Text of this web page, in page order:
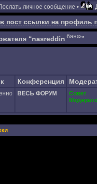
личное сообщение •
пост ссылки на профиль
“nasreddin бан∞”
Конференция
ВЕСЬ ФОРУМ
Совет